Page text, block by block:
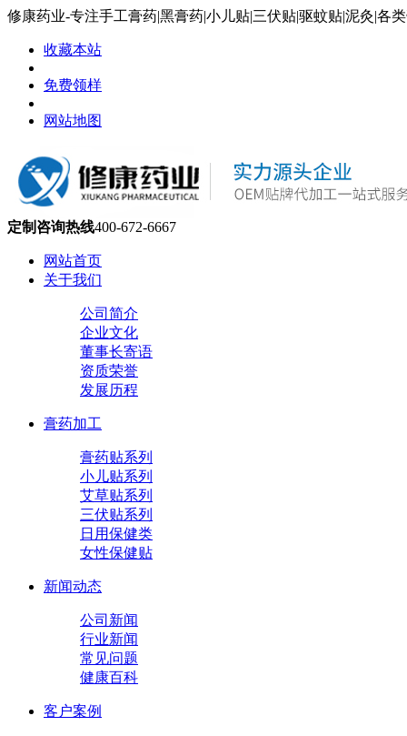
修康药业-专注手工膏药|黑膏药|小儿贴|三伏贴|驱蚊贴|泥灸|各
收藏本站
免费领样
网站地图
定制咨询热线400-672-6667
网站首页
关于我们
公司简介
企业文化
董事长寄语
资质荣誉
发展历程
膏药加工
膏药贴系列
小儿贴系列
艾草贴系列
三伏贴系列
日用保健类
女性保健贴
新闻动态
公司新闻
行业新闻
常见问题
健康百科
客户案例